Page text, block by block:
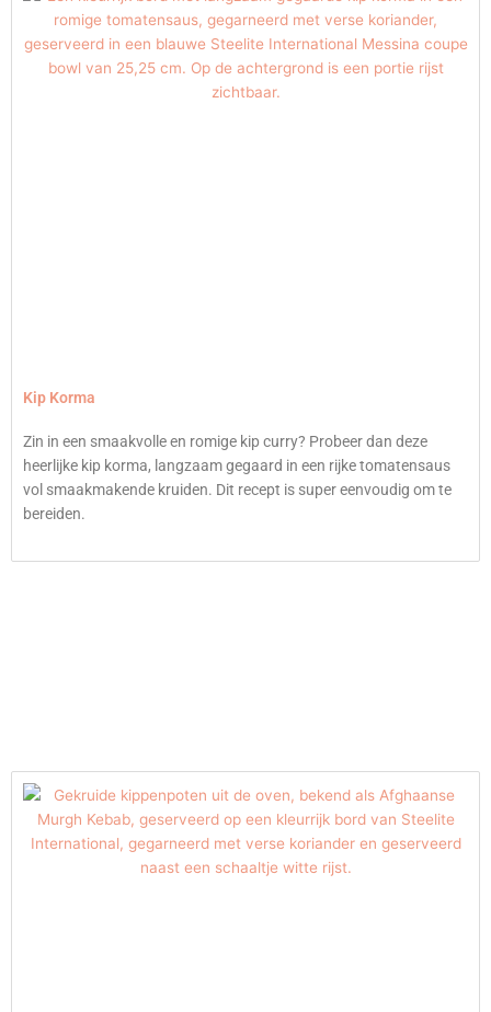
Kip Korma
Zin in een smaakvolle en romige kip curry? Probeer dan deze
heerlijke kip korma, langzaam gegaard in een rijke tomatensaus
vol smaakmakende kruiden. Dit recept is super eenvoudig om te
bereiden.